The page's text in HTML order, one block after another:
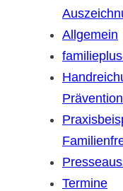
Allgemein
Termine